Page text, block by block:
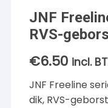
JNF
RVS-
€6.50 incl.
JNF Freeline
dik, RVS-